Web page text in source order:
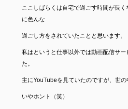
ここしばらくは自宅で過ごす時間が長
に色んな
過ごし方をされていたことと思います。
私はというと仕事以外では動画配信サー
た。
主にYouTubeを見ていたのですが、世の
いやホント（笑）